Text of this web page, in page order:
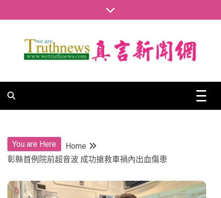
to
真言新聞網
You are Here
Home
彰縣首例院前超音波 成功搶救車禍內出血傷患